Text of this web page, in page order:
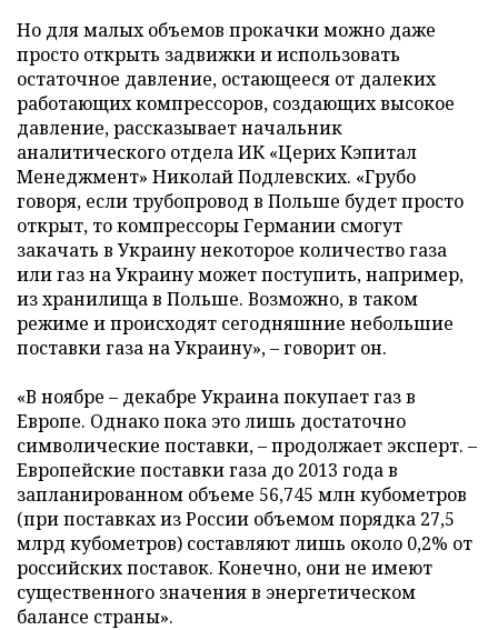
Но для малых объемов прокачки можно даже
просто открыть задвижки и использовать
остаточное давление, остающееся от далеких
работающих компрессоров, создающих высокое
давление, рассказывает начальник
аналитического отдела ИК «Церих Кэпитал
Менеджмент» Николай Подлевских. «Грубо
говоря, если трубопровод в Польше будет просто
открыт, то компрессоры Германии смогут
закачать в Украину некоторое количество газа
или газ на Украину может поступить, например,
из хранилища в Польше. Возможно, в таком
режиме и происходят сегодняшние небольшие
поставки газа на Украину», – говорит он.
«В ноябре – декабре Украина покупает газ в
Европе. Однако пока это лишь достаточно
символические поставки, – продолжает эксперт. –
Европейские поставки газа до 2013 года в
запланированном объеме 56,745 млн кубометров
(при поставках из России объемом порядка 27,5
млрд кубометров) составляют лишь около 0,2% от
российских поставок. Конечно, они не имеют
существенного значения в энергетическом
балансе страны».